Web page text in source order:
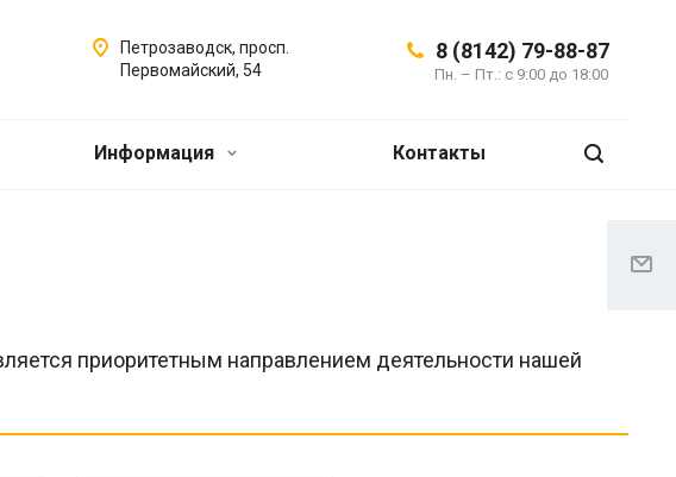
8 (8142) 79-88-87
Пн. – Пт.: с 9:00 до 18:00
Петрозаводск, просп.
Первомайский, 54
Информация Контакты
приоритетным направлением деятельности нашей